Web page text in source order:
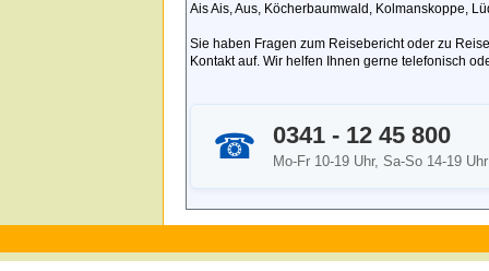
Ais Ais, Aus, Köcherbaumwald, Kolmanskoppe,
Sie haben Fragen zum Reisebericht oder zu
Kontakt auf. Wir helfen Ihnen gerne telefonisch
☎ 0341 - 12 45 800
Mo-Fr 10-19 Uhr, Sa-So 14-19 Uhr